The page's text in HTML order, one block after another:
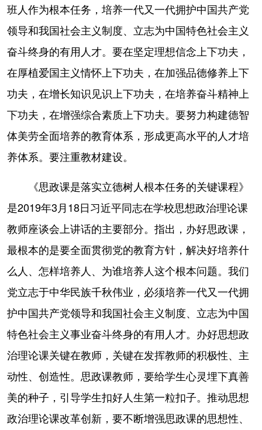
班人作为根本任务，培养一代又一代拥护中国共产党
领导和我国社会主义制度、立志为中国特色社会主义
奋斗终身的有用人才。要在坚定理想信念上下功夫，
在厚植爱国主义情怀上下功夫，在加强品德修养上下
功夫，在增长知识见识上下功夫，在培养奋斗精神上
下功夫，在增强综合素质上下功夫。要努力构建德智
体美劳全面培养的教育体系，形成更高水平的人才培
养体系。要注重教材建设。
《思政课是落实立德树人根本任务的关键课程》
是2019年3月18日习近平同志在学校思想政治理论课
教师座谈会上讲话的主要部分。指出，办好思政课，
最根本的是要全面贯彻党的教育方针，解决好培养什
么人、怎样培养人、为谁培养人这个根本问题。我们
党立志于中华民族千秋伟业，必须培养一代又一代拥
护中国共产党领导和我国社会主义制度、立志为中国
特色社会主义事业奋斗终身的有用人才。办好思想政
治理论课关键在教师，关键在发挥教师的积极性、主
动性、创造性。思政课教师，要给学生心灵埋下真善
美的种子，引导学生扣好人生第一粒扣子。推动思想
政治理论课改革创新，要不断增强思政课的思想性、